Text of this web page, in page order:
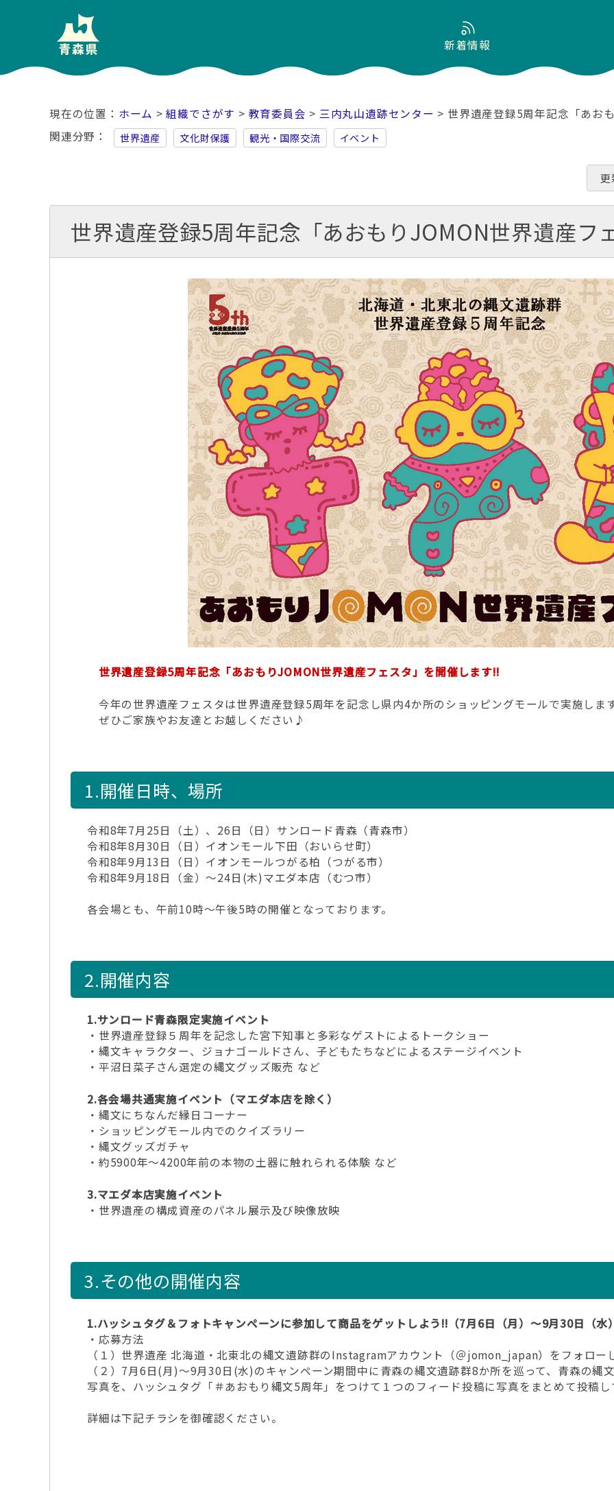
新着情報
ホーム >組織でさがす > 教育委員会 > 三内丸山遺跡センター > 世界遺産登録5周年記念「あお
関連分野
世界遺産 文化財保護 観光・国際交流 イベント
世界遺産登録5周年記念「あおもりJOMON世界遺産フ
世界遺産登録5周年記念「あおもりJOMON世界遺産フェスタ」を開催します!!
今年の世界遺産フェスタは世界遺産登録5周年を記念し県内4か所のショッピングモールで実施しま
ぜひご家族やお友達とお越しください♪
1.開催日時、場所
令和8年7月25日（土）、26日（日）サンロード青森（青森市）
令和8年8月30日（日）イオンモール下田（おいらせ町）
令和8年9月13日（日）イオンモールつがる柏（つがる市）
令和8年9月18日（金）～24日(木)マエダ本店（むつ市）
各会場とも、午前10時～午後5時の開催となっております。
2.開催内容
1.サンロード青森限定実施イベント
・世界遺産登録５周年を記念した宮下知事と多彩なゲストによるトークショー
・縄文キャラクター、ジョナゴールドさん、子どもたちなどによるステージイベント
・平沼日菜子さん選定の縄文グッズ販売 など
2.各会場共通実施イベント（マエダ本店を除く）
・縄文にちなんだ縁日コーナー
・ショッピングモール内でのクイズラリー
・縄文グッズガチャ
・約5900年～4200年前の本物の土器に触れられる体験 など
3.マエダ本店実施イベント
・世界遺産の構成資産のパネル展示及び映像放映
3.その他の開催内容
1.ハッシュタグ＆フォトキャンペーンに参加して商品をゲットしよう!!（7月6日（月）～9月30日（水
・応募方法
（１）世界遺産 北海道・北東北の縄文遺跡群のInstagramアカウント（＠jomon_japan）をフォロー
（２）7月6日(月)～9月30日(水)のキャンペーン期間中に青森の縄文遺跡群8か所を巡って、青森の縄
写真を、ハッシュタグ「＃あおもり縄文5周年」をつけて１つのフィード投稿に写真をまとめて投稿
詳細は下記チラシを御確認ください。